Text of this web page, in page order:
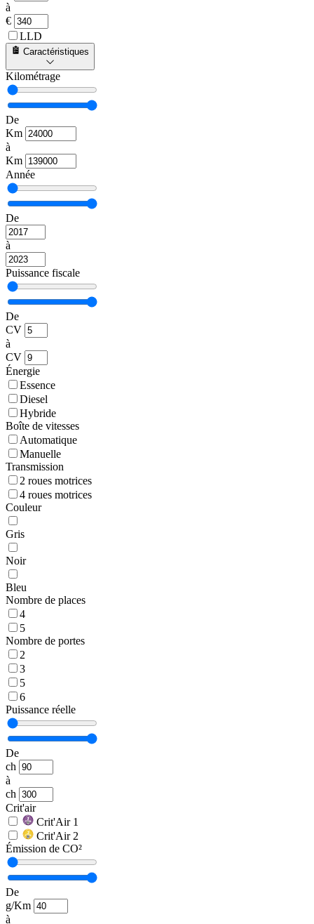
à
€
LLD
Caractéristiques
Kilométrage
De
Km
à
Km
Année
De
à
Puissance fiscale
De
CV
à
CV
Énergie
Essence
Diesel
Hybride
Boîte de vitesses
Automatique
Manuelle
Transmission
2 roues motrices
4 roues motrices
Couleur
Gris
Noir
Bleu
Nombre de places
4
5
Nombre de portes
2
3
5
6
Puissance réelle
De
ch
à
ch
Crit'air
Crit'Air 1
Crit'Air 2
Émission de CO²
De
g/Km
à